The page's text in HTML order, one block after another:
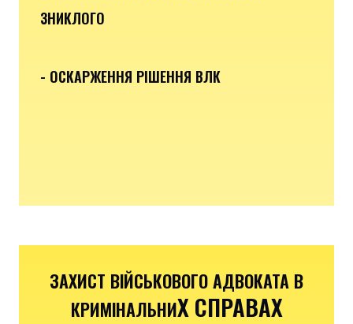
ЗНИКЛОГО
- ОСКАРЖЕННЯ РІШЕННЯ ВЛК
ЗАХИСТ ВІЙСЬКОВОГО АДВОКАТА В
КРИМІНАЛЬНИХ СПРАВАХ